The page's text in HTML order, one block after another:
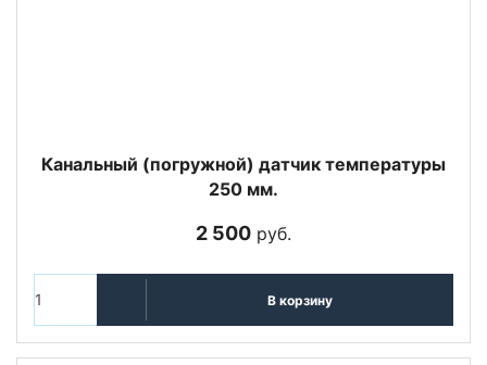
Канальный (погружной) датчик температуры
250 мм.
2 500 руб.
В корзину